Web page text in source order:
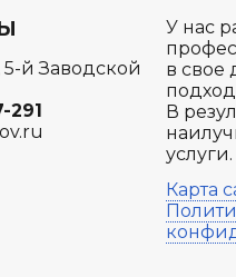
У нас
в свое
В
услуги.
Карта
5-й Заводской
291